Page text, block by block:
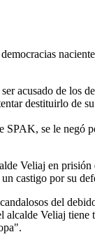
acusado de los
destituirlo de
se le
Veliaj en
castigo por su
del
Veliaj